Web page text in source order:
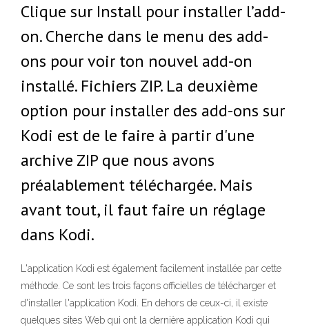
Clique sur Install pour installer l’add-
on. Cherche dans le menu des add-
ons pour voir ton nouvel add-on
installé. Fichiers ZIP. La deuxième
option pour installer des add-ons sur
Kodi est de le faire à partir d'une
archive ZIP que nous avons
préalablement téléchargée. Mais
avant tout, il faut faire un réglage
dans Kodi.
L'application Kodi est également facilement installée par cette
méthode. Ce sont les trois façons officielles de télécharger et
d'installer l'application Kodi. En dehors de ceux-ci, il existe
quelques sites Web qui ont la dernière application Kodi qui